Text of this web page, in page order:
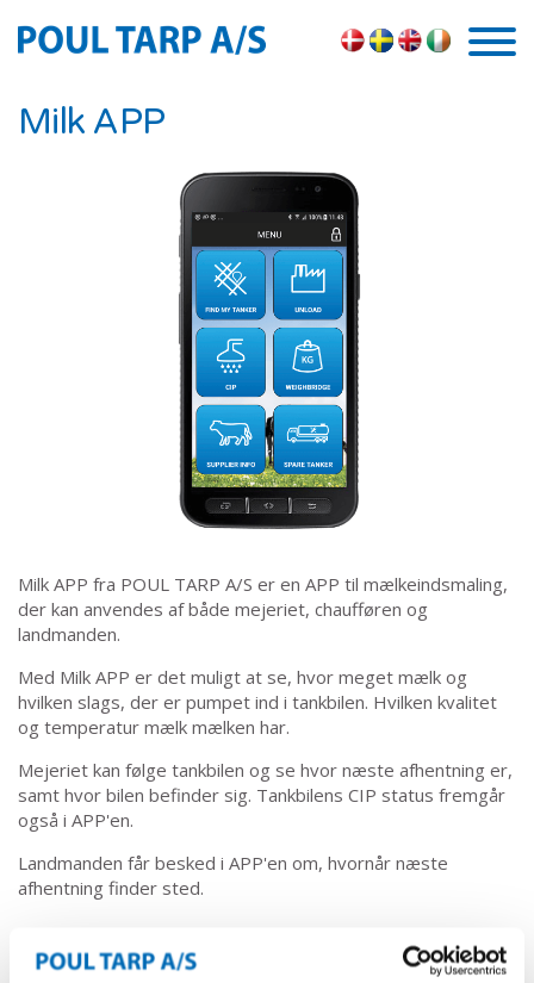
Skip to the content
Milk APP
Milk APP fra POUL TARP A/S er en APP til mælkeindsmaling,
der kan anvendes af både mejeriet, chaufføren og
landmanden.
Med Milk APP er det muligt at se, hvor meget mælk og
hvilken slags, der er pumpet ind i tankbilen. Hvilken kvalitet
og temperatur mælk mælken har.
Mejeriet kan følge tankbilen og se hvor næste afhentning er,
samt hvor bilen befinder sig. Tankbilens CIP status fremgår
også i APP'en.
Landmanden får besked i APP'en om, hvornår næste
afhentning finder sted.